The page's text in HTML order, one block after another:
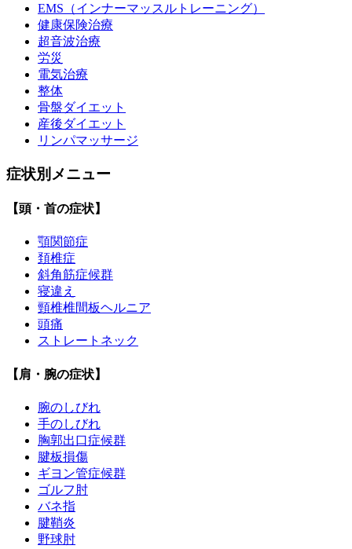
EMS（インナーマッスルトレーニング）
健康保険治療
超音波治療
労災
電気治療
整体
骨盤ダイエット
産後ダイエット
リンパマッサージ
症状別メニュー
【頭・首の症状】
顎関節症
頚椎症
斜角筋症候群
寝違え
頸椎椎間板ヘルニア
頭痛
ストレートネック
【肩・腕の症状】
腕のしびれ
手のしびれ
胸郭出口症候群
腱板損傷
ギヨン管症候群
ゴルフ肘
バネ指
腱鞘炎
野球肘